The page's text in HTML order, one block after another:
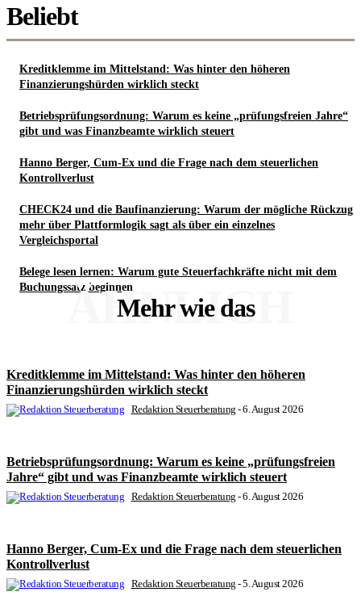
Beliebt
Kreditklemme im Mittelstand: Was hinter den höheren
Finanzierungshürden wirklich steckt
Betriebsprüfungsordnung: Warum es keine „prüfungsfreien Jahre“
gibt und was Finanzbeamte wirklich steuert
Hanno Berger, Cum-Ex und die Frage nach dem steuerlichen
Kontrollverlust
CHECK24 und die Baufinanzierung: Warum der mögliche Rückzug
mehr über Plattformlogik sagt als über ein einzelnes
Vergleichsportal
Belege lesen lernen: Warum gute Steuerfachkräfte nicht mit dem
Buchungssatz beginnen
Mehr wie das
ÄHNLICH
Kreditklemme im Mittelstand: Was hinter den höheren
Finanzierungshürden wirklich steckt
Redaktion Steuerberatung -6. August 2026
Betriebsprüfungsordnung: Warum es keine „prüfungsfreien
Jahre“ gibt und was Finanzbeamte wirklich steuert
Redaktion Steuerberatung -6. August 2026
Hanno Berger, Cum-Ex und die Frage nach dem steuerlichen
Kontrollverlust
Redaktion Steuerberatung -5. August 2026